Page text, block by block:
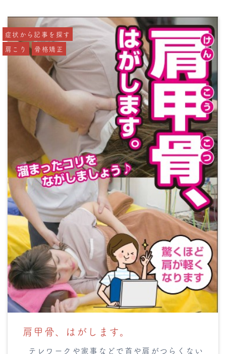
肩甲骨、はがします。
テレワークや家事などで首や肩がつらくない
症状から記事を探す
肩こり
骨格矯正